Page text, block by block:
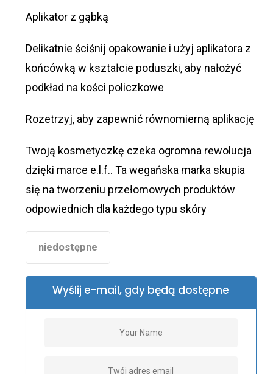
Aplikator z gąbką
Delikatnie ściśnij opakowanie i użyj aplikatora z
końcówką w kształcie poduszki, aby nałożyć
podkład na kości policzkowe
Rozetrzyj, aby zapewnić równomierną aplikację
Twoją kosmetyczkę czeka ogromna rewolucja
dzięki marce e.l.f.. Ta wegańska marka skupia
się na tworzeniu przełomowych produktów
odpowiednich dla każdego typu skóry
niedostępne
Wyślij e-mail, gdy będą dostępne